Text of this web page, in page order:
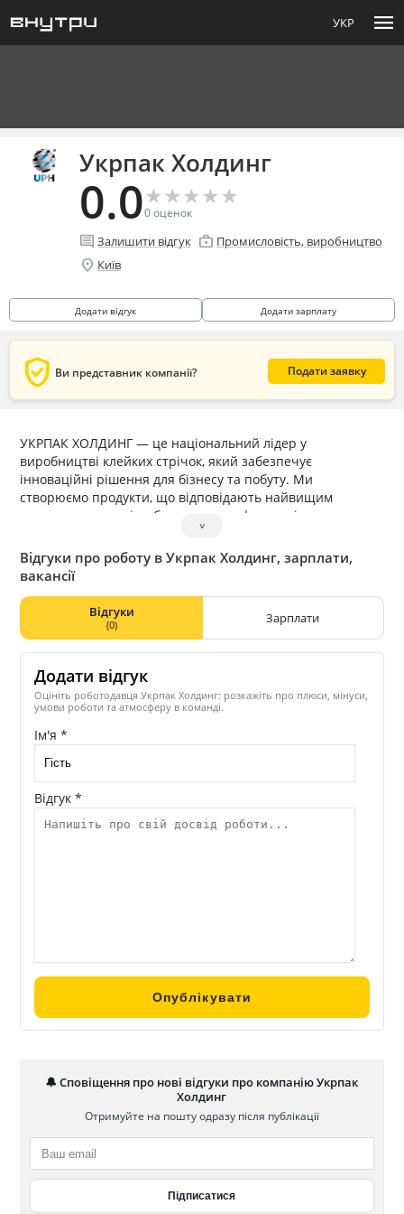
УКР menu
Укрпак Холдинг
0.0★
★★
★★
★★
★★
★
0оценок
comment Залишити відгук enterprise Промисловість, виробництво
location_on Київ
Додати відгук Додати зарплату
verified_user Ви представник компанії? Подати заявку
УКРПАК ХОЛДИНГ — це національний лідер у
виробництві клейких стрічок, який забезпечує
інноваційні рішення для бізнесу та побуту. Ми
створюємо продукти, що відповідають найвищим
стандартам якості, забезпечуючи ефективність,
надійність і довговічність у кожній сфері застосування.
Завдяки сучасним технологіям і професійній команді ми
задовольняємо потреби наших клієнтів у різноманітних
пропонуючи широкий асортимент стрічок для будь-яких
умов та викликів.
˅
Відгуки про роботу в Укрпак Холдинг, зарплати,
вакансії
Відгуки
(0) Зарплати
Додати відгук
Оцініть роботодавця Укрпак Холдинг: розкажіть про плюси, мінуси,
умови роботи та атмосферу в команді.
Ім'я *
Відгук *
🔔 Сповіщення про нові відгуки про компанію Укрпак
Холдинг
Отримуйте на пошту одразу після публікації